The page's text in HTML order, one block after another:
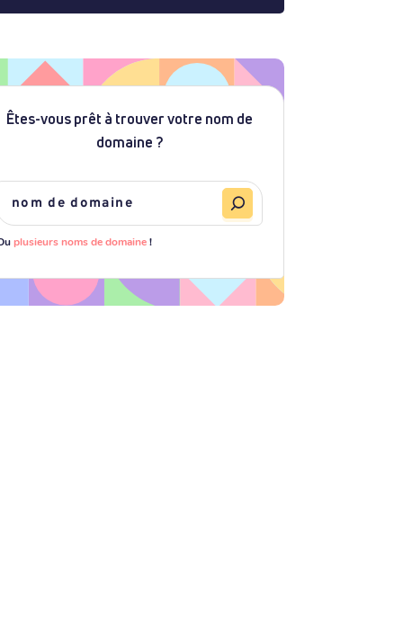
Êtes-vous prêt à trouver votre nom de
domaine ?
plusieurs noms de domaine!